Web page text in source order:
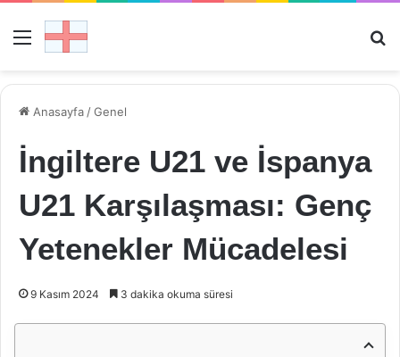
Menü
Anasayfa /Genel
İngiltere U21 ve İspanya
U21 Karşılaşması: Genç
Yetenekler Mücadelesi
9 Kasım 2024 3 dakika okuma süresi